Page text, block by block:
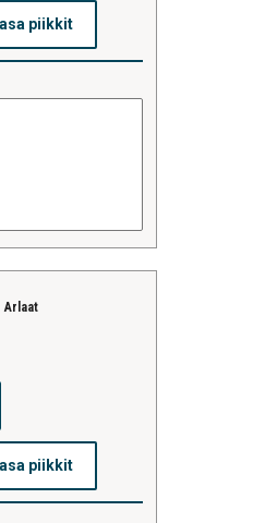
Arlaat